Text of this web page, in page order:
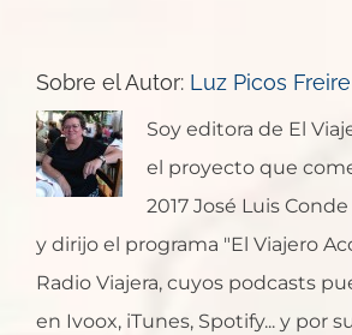
Sobre el Autor: Luz Picos Freire
Soy editora de El
el proyecto que
2017 José Luis
y dirijo el programa "El Viajero
Radio Viajera, cuyos podcasts
en Ivoox, iTunes, Spotify... y por